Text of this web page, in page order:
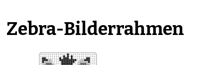
Zebra-Bilderrahmen